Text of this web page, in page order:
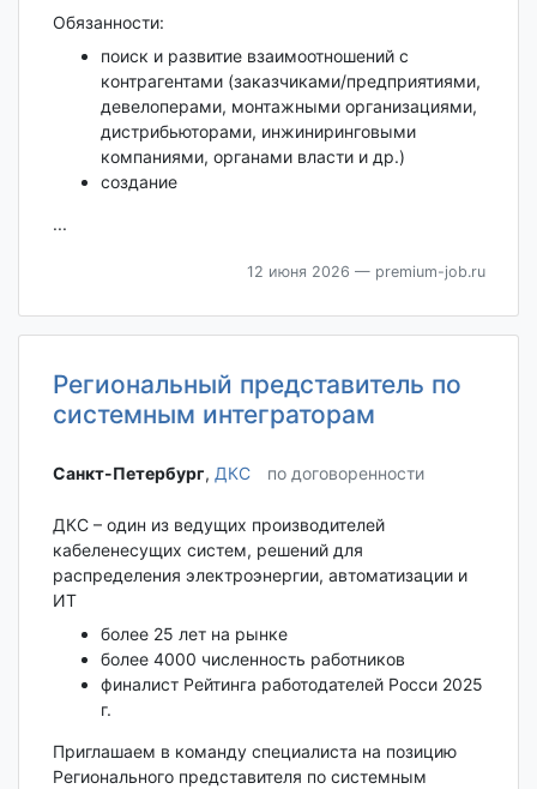
Обязанности:
поиск и развитие взаимоотношений с
контрагентами (заказчиками/предприятиями,
девелоперами, монтажными организациями,
дистрибьюторами, инжиниринговыми
компаниями, органами власти и др.)
создание
...
12 июня 2026 — premium-job.ru
Региональный представитель по
системным интеграторам
Санкт-Петербург‎, ДКС по договоренности
ДКС – один из ведущих производителей
кабеленесущих систем, решений для
распределения электроэнергии, автоматизации и
ИТ
более 25 лет на рынке
более 4000 численность работников
финалист Рейтинга работодателей Росси 2025
г.
Приглашаем в команду специалиста на позицию
Регионального представителя по системным